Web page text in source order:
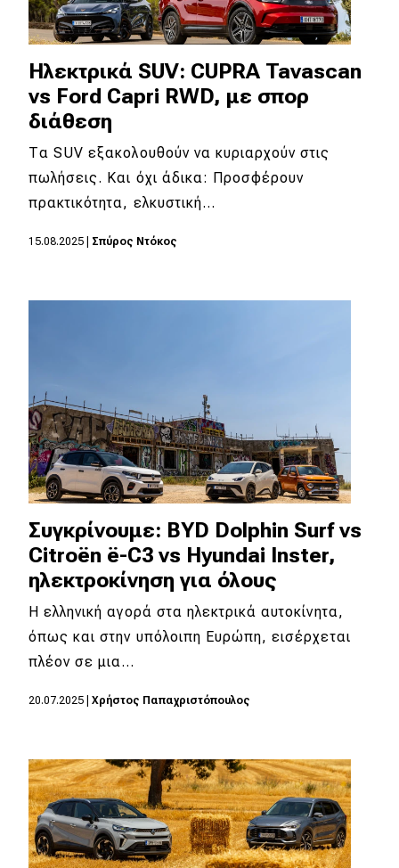
Ηλεκτρικά SUV: CUPRA Tavascan
vs Ford Capri RWD, με σπορ
διάθεση
Τα SUV εξακολουθούν να κυριαρχούν στις
πωλήσεις. Και όχι άδικα: Προσφέρουν
πρακτικότητα, ελκυστική…
15.08.2025 Σπύρος Ντόκος
Συγκρίνουμε: BYD Dolphin Surf vs
Citroën ë-C3 vs Hyundai Inster,
ηλεκτροκίνηση για όλους
Η ελληνική αγορά στα ηλεκτρικά αυτοκίνητα,
όπως και στην υπόλοιπη Ευρώπη, εισέρχεται
πλέον σε μια…
20.07.2025 Χρήστος Παπαχριστόπουλος